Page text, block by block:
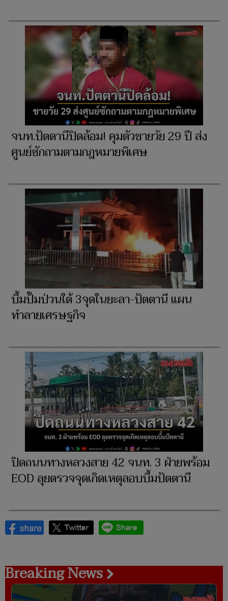
จนท.ปัตตานีปิดล้อม! คุมตัวชายวัย 29 ปี ส่ง
ศูนย์ซักถามตามกฎหมายพิเศษ
บึ้มปั๊มป่วนใต้ 3จุดในยะลา-ปัตตานี แผน
ทำลายเศรษฐกิจ
ปิดถนนทางหลวงสาย 42 จนท. 3 ฝ่ายพร้อม
EOD ลุยตรวจจุดเกิดเหตุลอบบึ้มปัตตานี
Breaking News